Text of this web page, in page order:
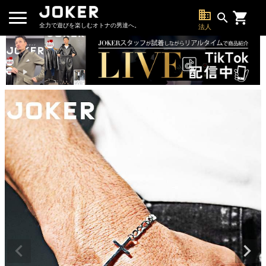
全力で遊びを楽しむオトナの男達へ。
business
法人
search